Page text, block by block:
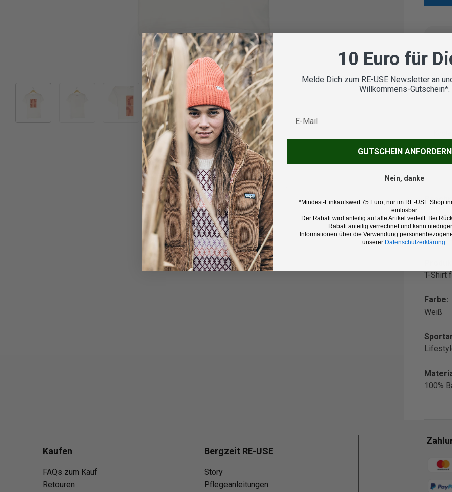
Bild 2 in Galerieansicht laden
Bild 3 in Galerieansicht laden
Marke:
T-Shirt
Farbe:
Weiß
100%
Kaufen
FAQs zum Kauf
Retouren
Bergzeit RE-USE
Story
Pflegeanleitungen
10 Euro für
Melde Dich zum RE-USE Newsletter an
Willkommens-Gutschein*.
GUTSCHEIN ANFORDERN
Nein, danke
*Mindest-Einkaufswert 75 Euro, nur im RE-USE Shop
einlösbar.
Der Rabatt wird anteilig auf alle Artikel verteilt. Bei
Rabatt anteilig verrechnet und kann
Informationen über die Verwendung
unserer Datenschutzerklärung